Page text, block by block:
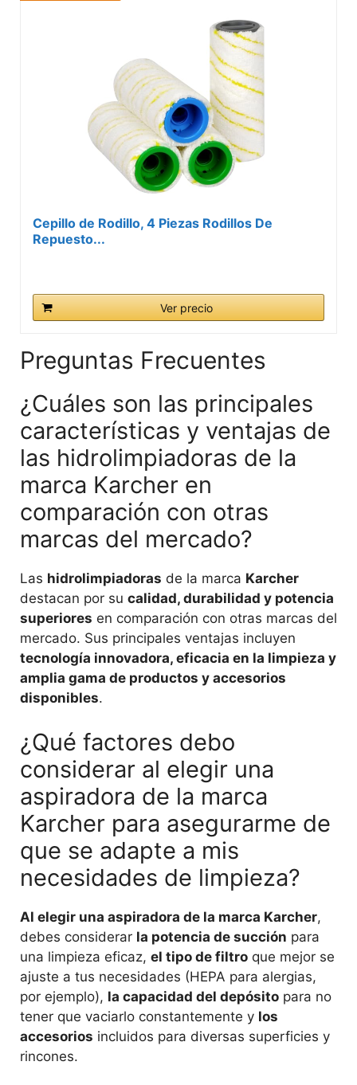
Cepillo de Rodillo, 4 Piezas Rodillos De
Repuesto...
Ver precio
Preguntas Frecuentes
¿Cuáles son las principales
características y ventajas de
las hidrolimpiadoras de la
marca Karcher en
comparación con otras
marcas del mercado?
Las hidrolimpiadoras de la marca Karcher
destacan por su calidad, durabilidad y potencia
superiores en comparación con otras marcas del
mercado. Sus principales ventajas incluyen
tecnología innovadora, eficacia en la limpieza y
amplia gama de productos y accesorios
disponibles.
¿Qué factores debo
considerar al elegir una
aspiradora de la marca
Karcher para asegurarme de
que se adapte a mis
necesidades de limpieza?
Al elegir una aspiradora de la marca Karcher,
debes considerar la potencia de succión para
una limpieza eficaz, el tipo de filtro que mejor se
ajuste a tus necesidades (HEPA para alergias,
por ejemplo), la capacidad del depósito para no
tener que vaciarlo constantemente y los
accesorios incluidos para diversas superficies y
rincones.